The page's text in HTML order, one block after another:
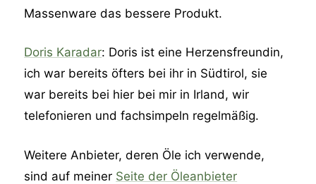
Massenware das bessere Produkt.
Doris Karadar: Doris ist eine Herzensfreundin,
ich war bereits öfters bei ihr in Südtirol, sie
war bereits bei hier bei mir in Irland, wir
telefonieren und fachsimpeln regelmäßig.
Weitere Anbieter, deren Öle ich verwende,
sind auf meiner Seite der Öleanbieter